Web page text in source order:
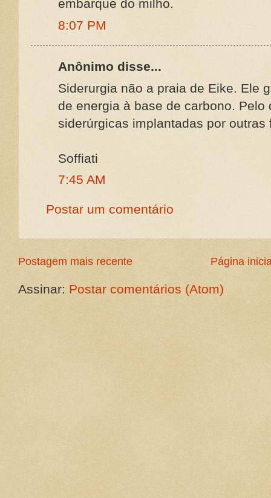
embarque do milho.
8:07 PM
Anônimo disse...
Siderurgia não a praia de Eike. Ele
de energia à base de carbono.
siderúrgicas implantadas por outras
Soffiati
7:45 AM
Postar um comentário
Postagem mais recente Página
Assinar: Postar comentários (Atom)